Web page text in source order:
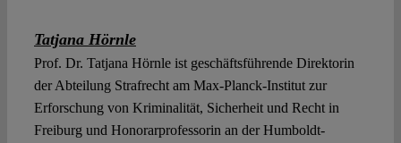
Tatjana Hörnle
Prof. Dr. Tatjana Hörnle ist geschäftsführende Direktorin
der Abteilung Strafrecht am Max-Planck-Institut zur
Erforschung von Kriminalität, Sicherheit und Recht in
Freiburg und Honorarprofessorin an der Humboldt-